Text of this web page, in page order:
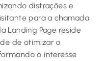
distrações e
para a chamada
Landing Page reside
de otimizar o
o interesse